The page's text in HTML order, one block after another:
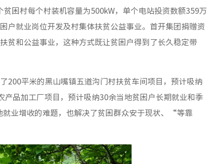
困村每个村装机容量为500kW，单个电站投资数额359万
户就业岗位开发及村集体扶贫公益事业。首开集团捐赠资
贫和公益事业，这种方式既让贫困户得到了长久稳定带
200平米的黑山嘴镇五道沟门村扶贫车间项目，预计吸纳
品加工厂项目，预计吸纳30余当地贫困户长期就业和季
业增收的难题，也解决了贫困群众安于现状、“等靠